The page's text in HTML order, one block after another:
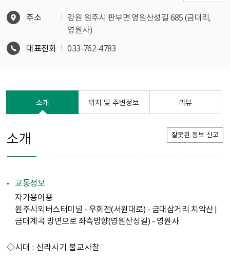
주소
강원 원주시 판부면 영원산성길 685 (금대리,
영원사)
대표전화
033-762-4783
소개 위치 및 주변정보 리뷰
소개 잘못된 정보 신고
교통정보
자가용이용
원주시외버스터미널 - 우회전(서원대로) - 금대삼거리 치악산|
금대계곡 방면으로 좌측방향(영원산성길) - 영원사
◇시대 : 신라시기 불교사찰